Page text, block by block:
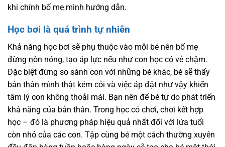
khi chính bố mẹ mình hướng dẫn.
Học bơi là quá trình tự nhiên
Khả năng học bơi sẽ phụ thuộc vào mỗi bé nên bố mẹ
đừng nôn nóng, tạo áp lực nếu như con học có vẻ chậm.
Đặc biệt đừng so sánh con với những bé khác, bé sẽ thấy
bản thân mình thật kém cỏi và việc áp đặt như vậy khiến
tâm lý con không thoải mái. Bạn nên để bé tự do phát triển
khả năng của bản thân. Trong học có chơi, chơi kết hợp
học – đó là phương pháp hiệu quả nhất đối với lứa tuổi
còn nhỏ của các con. Tập cùng bé một cách thường xuyên